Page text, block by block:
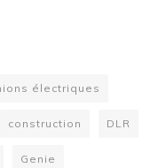
électriques
construction DLR
Genie